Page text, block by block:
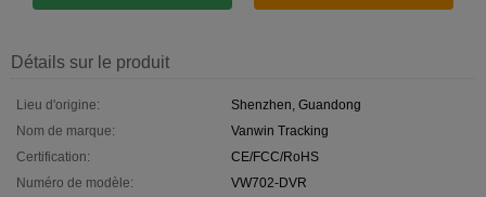
Détails sur le produit
Lieu d'origine:
Shenzhen, Guandong
Nom de marque:
Vanwin Tracking
Certification:
CE/FCC/RoHS
Numéro de modèle:
VW702-DVR